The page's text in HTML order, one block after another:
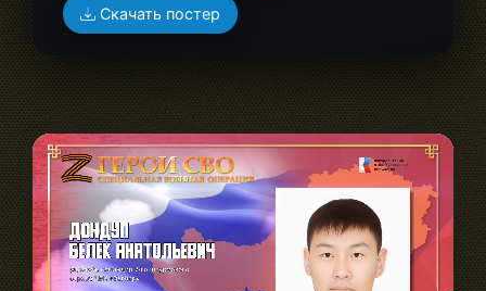
Скачать постер